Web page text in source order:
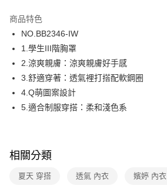
運送方式
全家取貨付款
每筆NT$80，滿NT$1,000(含以上)免運費
付款後全家取貨
每筆NT$80，滿NT$1,000(含以上)免運費
每筆NT$80，滿NT$1,000(含以上)免運費
商品特色
NO.BB2346-IW
1.學生III階胸罩
2.涼爽親膚：涼爽親膚好手感
3.舒適穿著：透氣裡打搭配軟鋼圈
4.Q萌圖案設計
5.適合制服穿搭：柔和淺色系
相關分類
夏天 穿搭 透氣 內衣 嬪婷 內衣